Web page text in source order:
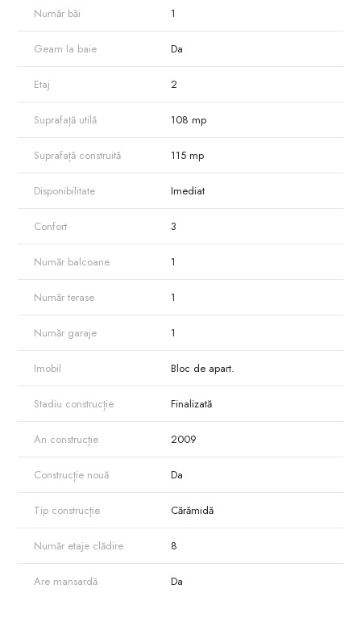
Număr băi 1
Geam la baie Da
Etaj 2
Suprafață utilă 108 mp
Suprafață construită 115 mp
Disponibilitate Imediat
Confort 3
Număr balcoane 1
Număr terase 1
Număr garaje 1
Imobil Bloc de apart.
Stadiu construcție Finalizată
An construcție 2009
Construcție nouă Da
Tip construcție Cărămidă
Număr etaje clădire 8
Are mansardă Da